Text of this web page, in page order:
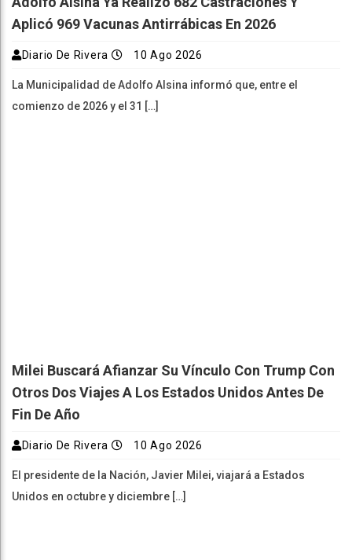
Aplicó 969 Vacunas Antirrábicas En 2026
Diario De Rivera 10 Ago 2026
La Municipalidad de Adolfo Alsina informó que, entre el
comienzo de 2026 y el 31 […]
Milei Buscará Afianzar Su Vínculo Con Trump Con
Otros Dos Viajes A Los Estados Unidos Antes De
Fin De Año
Diario De Rivera 10 Ago 2026
El presidente de la Nación, Javier Milei, viajará a Estados
Unidos en octubre y diciembre […]